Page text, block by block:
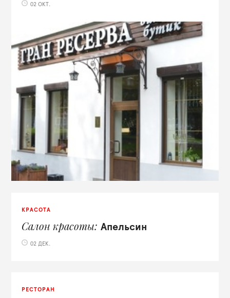
02 ОКТ.
КРАСОТА
Салон красоты Апельсин
02 ДЕК.
РЕСТОРАН